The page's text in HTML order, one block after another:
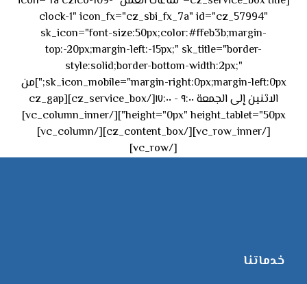
clock-1" icon_fx="cz_sbi_fx_7a" id="cz_57994"
sk_icon="font-size:50px;color:#ffeb3b;margin-
top:-20px;margin-left:-15px;" sk_title="border-
style:solid;border-bottom-width:2px;"
sk_icon_mobile="margin-right:0px;margin-left:0px;"]من
الاثنين إلى الجمعة ٩:٠٠ - ١٧:٠٠[/cz_service_box][cz_gap
height="0px" height_tablet="50px"][/vc_column_inner]
[/vc_row_inner][/cz_content_box][/vc_column]
[/vc_row]
خدماتنا